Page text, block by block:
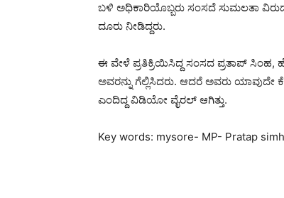
ಬಳಿ ಅಧಿಕಾರಿಯೊಬ್ಬರು ಸಂಸದೆ ಸುಮಲತಾ
ದೂರು ನೀಡಿದ್ದರು.
ಈ ವೇಳೆ ಪ್ರತಿಕ್ರಿಯಿಸಿದ್ದ ಸಂಸದ ಪ್ರತಾಪ್
ಅವರನ್ನು ಗೆಲ್ಲಿಸಿದರು. ಆದರೆ ಅವರು ಯಾವುದೇ
ಎಂದಿದ್ದ ವಿಡಿಯೋ ವೈರಲ್ ಆಗಿತ್ತು.
Key words: mysore- MP- Pratap